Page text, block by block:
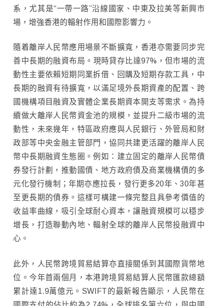
系，尤其是“一帶一路”沿線國家、中東及拉美等新興市
場，增強香港的輻射作用和國際影響力。
隨着離岸人民幣應用場景不斷擴寬，香港亦需要同步完
善中長期的融資布局。現時貸存比達97%，但市場的流
動性主要依賴短期同業拆借、回購及短期存款工具，中
長期的融資有待擴寬，以滿足境外長期資產的配置、跨
國機構項目融資及實體企業長期資本開支等需求。為持
續做大離岸人民幣資金池的規模，並提升二級市場的流
動性，未來幾年，特區政府應與人民銀行、外管局和財
政部等中央金融主管部門，協同共建更活躍的離岸人民
幣中長期融資生態圈。例如：建立固定的離岸人民幣債
券發行計劃，推動國債、地方政府債及商業機構債的多
元化發行機制；年期亦應拉長，發行更多20年、30年甚
至更長期的債券。這樣可構建一條完整且具參考價值的
收益率曲線，吸引全球耐心資本，讓融資規模可以穩步
增長，打造聯動內地、輻射全球的離岸人民幣投融資中
心。
此外，人民幣跨境貿易結算亦直接關係到其國際貨幣地
位。今年首兩個月，本港跨境貿易結算人民幣匯款總額
累計達1.9萬億元。SWIFT的最新報告顯示，人民幣在